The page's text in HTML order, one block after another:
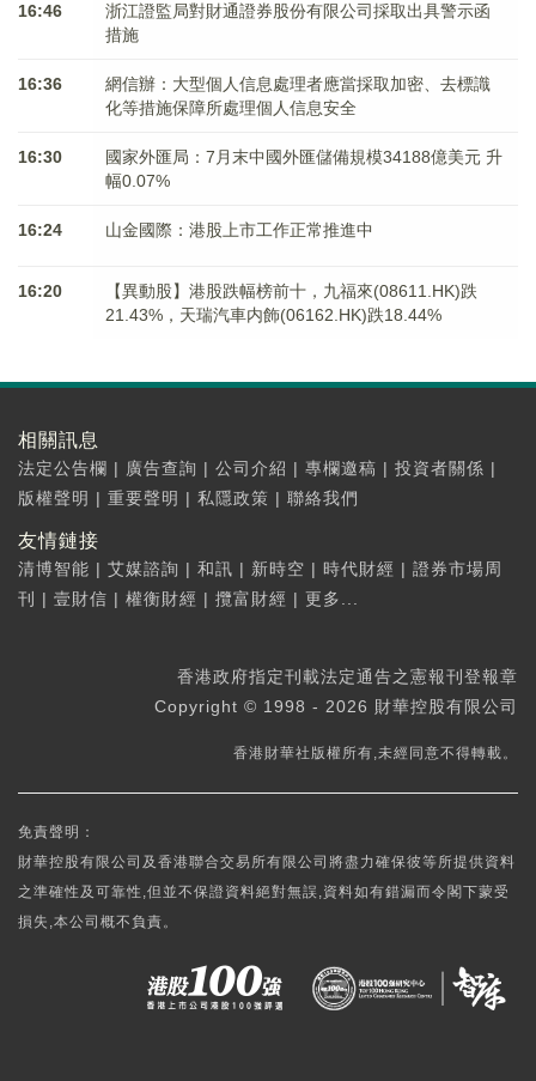
16:46
浙江證監局對財通證券股份有限公司採取出具警示函
措施
16:36
網信辦：大型個人信息處理者應當採取加密、去標識
化等措施保障所處理個人信息安全
16:30
國家外匯局：7月末中國外匯儲備規模34188億美元 升
幅0.07%
16:24 山金國際：港股上市工作正常推進中
16:20
【異動股】港股跌幅榜前十，九福來(08611.HK)跌
21.43%，天瑞汽車内飾(06162.HK)跌18.44%
相關訊息
法定公告欄 | 廣告查詢 | 公司介紹 | 專欄邀稿 | 投資者關係 |
版權聲明 | 重要聲明 | 私隱政策 | 聯絡我們
友情鏈接
清博智能 | 艾媒諮詢 | 和訊 | 新時空 | 時代財經 | 證券市場周
刊
| 壹財信 | 權衡財經 | 攬富財經 | 更多...
香港政府指定刊載法定通告之憲報刊登報章
Copyright © 1998 - 2026 財華控股有限公司
香港財華社版權所有,未經同意不得轉載。
免責聲明：
財華控股有限公司及香港聯合交易所有限公司將盡力確保彼等所提供資料
之準確性及可靠性,但並不保證資料絕對無誤,資料如有錯漏而令閣下蒙受
損失,本公司概不負責。